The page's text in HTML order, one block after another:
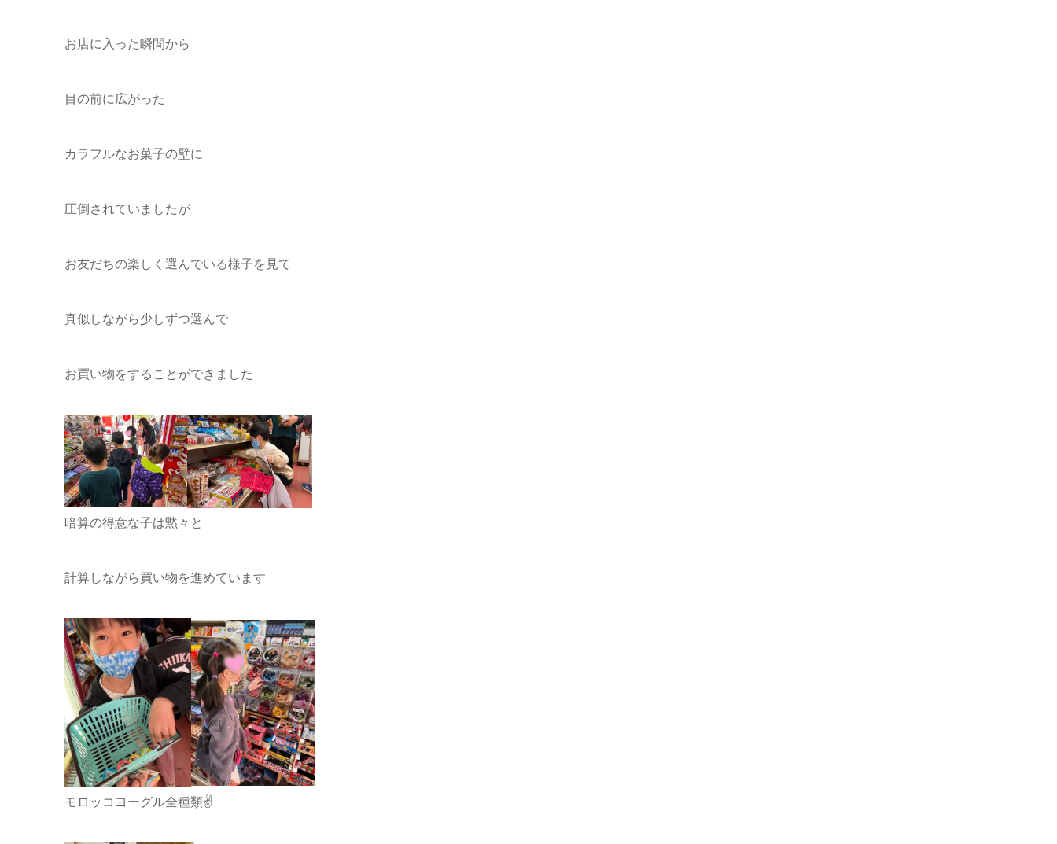
お店に入った瞬間から
目の前に広がった
カラフルなお菓子の壁に
圧倒されていましたが
お友だちの楽しく選んでいる様子を見て
真似しながら少しずつ選んで
お買い物をすることができました
暗算の得意な子は黙々と
計算しながら買い物を進めています
モロッコヨーグル全種類✌️